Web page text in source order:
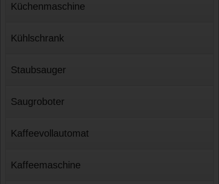
Küchenmaschine
Kühlschrank
Staubsauger
Saugroboter
Kaffeevollautomat
Kaffeemaschine